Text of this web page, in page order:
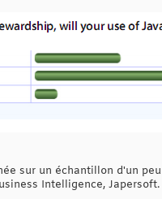
sur un échantillon d'un
Intelligence, Japersoft.